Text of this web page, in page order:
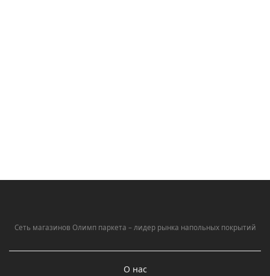
Сеть магазинов Олимп паркета – лидер рынка напольных покрытий
О нас